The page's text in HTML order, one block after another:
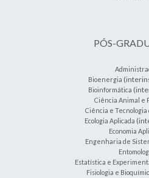
PÓS-
Bioenergia
Bioinformática
Ciência Animal e
Ciência e
Ecologia Aplicada
Economia
Engenharia de
Estatística e
Fisiologia e